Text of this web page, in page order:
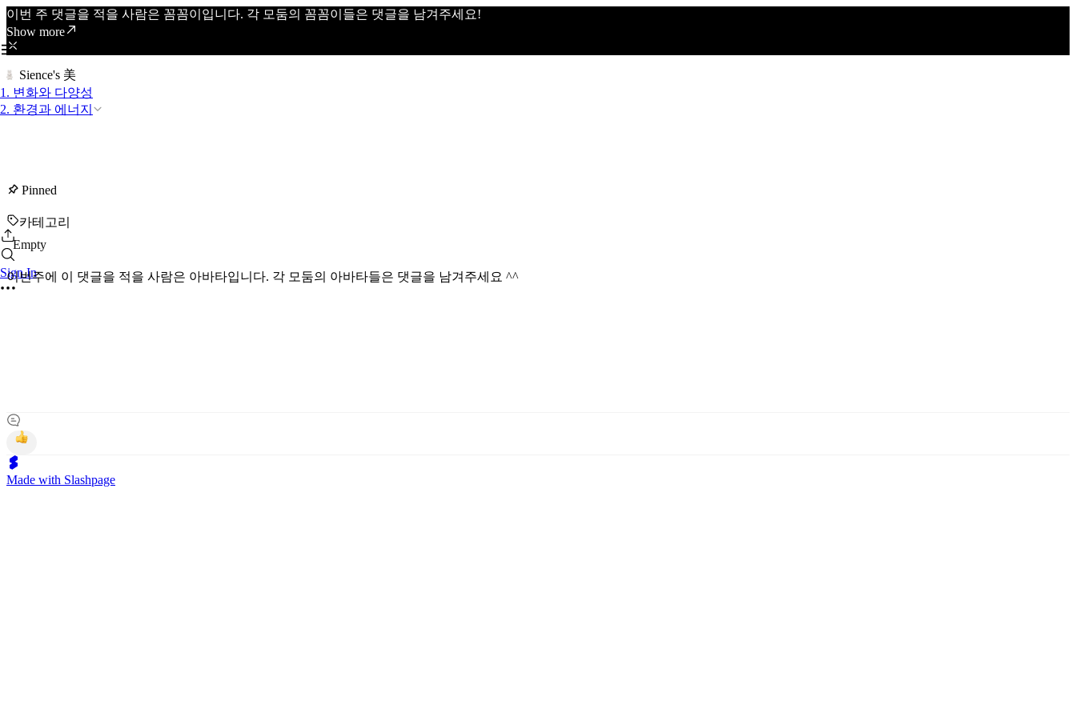
이번 주 댓글을 적을 사람은 꼼꼼이입니다. 각 모둠의 꼼꼼이들은 댓글을 남겨주세요!
Show more
Sience's 美
1. 변화와 다양성
2. 환경과 에너지
Sign In
Pinned
카테고리
Empty
이번주에 이 댓글을 적을 사람은 아바타입니다. 각 모둠의 아바타들은 댓글을 남겨주세요 ^^
Made with Slashpage